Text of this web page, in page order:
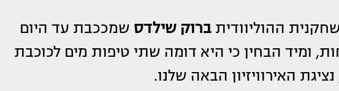
ברוק שילדס שמככבת עד היום
ומיד הבחין כי היא דומה שתי טיפות מים לכוכבת
נציגת האירוויזיון הבאה שלנו.